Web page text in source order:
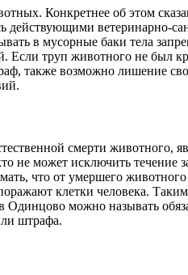
Конкретнее об этом
действующими ветеринарно-
в мусорные баки тела
труп животного не был
также возможно лишение
смерти животного,
не может исключить
что от умершего
клетки человека.
можно называть
штрафа.